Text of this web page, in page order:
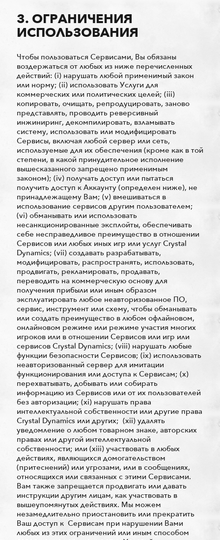
3. ОГРАНИЧЕНИЯ
ИСПОЛЬЗОВАНИЯ
Чтобы пользоваться Сервисами, Вы обязаны
воздержаться от любых из ниже перечисленных
действий: (i) нарушать любой применимый закон
или норму; (ii) использовать Услуги для
коммерческих или политических целей; (iii)
копировать, очищать, репродуцировать, заново
представлять, проводить реверсивный
инжиниринг, декомпилировать, взламывать
систему, использовать или модифицировать
Сервисы, включая любой сервер или сеть,
используемые для их обеспечения (кроме как в той
степени, в какой принудительное исполнение
вышесказанного запрещено применимым
законом); (iv) получать доступ или пытаться
получить доступ к Аккаунту (определен ниже), не
принадлежащему Вам; (v) вмешиваться в
использование сервисов другим пользователем;
(vi) обманывать или использовать
несанкционированные эксплойты, обеспечивать
себе несправедливое преимущество в отношении
Сервисов или любых иных игр или услуг Crystal
Dynamics; (vii) создавать разрабатывать,
модифицировать, распространять, использовать,
продвигать, рекламировать, продавать,
переводить на коммерческую основу для
получения прибыли или иным образом
эксплуатировать любое неавторизованное ПО,
сервис, инструмент или схему, чтобы обманывать
или создать преимущество в любом офлайновом,
онлайновом режиме или режиме участия многих
игроков или в отношении Сервисов или игр или
сервисов Crystal Dynamics; (viii) нарушать любые
функции безопасности Сервисов; (iх) использовать
неавторизованный сервер для имитации
функционирования или доступа к Сервисам; (x)
перехватывать, добывать или собирать
информацию из Сервисов или от их пользователей
без авторизации; (xi) нарушать права
интеллектуальной собственности или другие права
Crystal Dynamics или других; (xii) удалять
уведомление о любом товарном знаке, авторских
правах или другой интеллектуальной
собственности; или (xiii) участвовать в любых
действиях, являющихся домогательством
(притеснений) или угрозами, или в сообщениях,
относящихся или связанных с этими Сервисами.
Вам также запрещается продвигать или давать
инструкции другим лицам, как участвовать в
вышеупомянутых действиях. Мы можем
незамедлительно приостановить или прекратить
Ваш доступ к Сервисам при нарушении Вами
любых из этих ограничений или иным способом